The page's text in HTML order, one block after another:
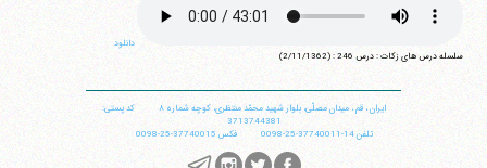
دانلود
سلسله درس های زکات : درس 246 : (2/11/1362)
ایران،قم،میدان مصلّی، بلوار شهید محمّد منتظری، كوچه شماره ٨
کد پستی:
3713744381
تلفن14-37740011-25-0098 فکس 37740015-25-0098